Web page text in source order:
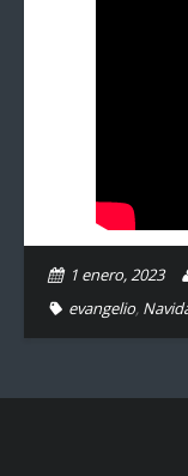
1 enero, 2023
evangelio,